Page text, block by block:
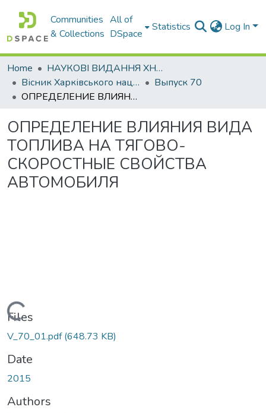
Communities
& Collections
All of
DSpace
Statistics Log In
Home
НАУКОВІ ВИДАННЯ ХНАДУ
Вісник Харківського національного автомобільно-дорожнього університету / Вестник Харьковского национального автомобильно-дорожного университета
Выпуск 70
ОПРЕДЕЛЕНИЕ ВЛИЯНИЯ ВИДА ТОПЛИВА НА ТЯГОВО-СКОРОСТНЫЕ СВОЙСТВА АВТОМОБИЛЯ
ОПРЕДЕЛЕНИЕ ВЛИЯНИЯ ВИДА
ТОПЛИВА НА ТЯГОВО-
СКОРОСТНЫЕ СВОЙСТВА
АВТОМОБИЛЯ
Loading...
Files
V_70_01.pdf(648.73 KB)
Date
2015
Authors